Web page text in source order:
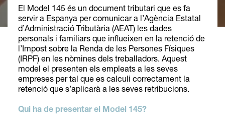
El Model 145 és un document tributari que es fa
servir a Espanya per comunicar a l’Agència Estatal
d’Administració Tributària (AEAT) les dades
personals i familiars que influeixen en la retenció de
l’Impost sobre la Renda de les Persones Físiques
(IRPF) en les nòmines dels treballadors. Aquest
model el presenten els empleats a les seves
empreses per tal que es calculi correctament la
retenció que s’aplicarà a les seves retribucions.
Qui ha de presentar el Model 145?